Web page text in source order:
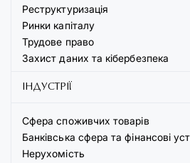
Реструктуризація
Ринки капіталу
Трудове право
Захист даних та кібербезпека
ІНДУСТРІЇ
Сфера споживчих товарів
Банківська сфера та фінансові
Нерухомість